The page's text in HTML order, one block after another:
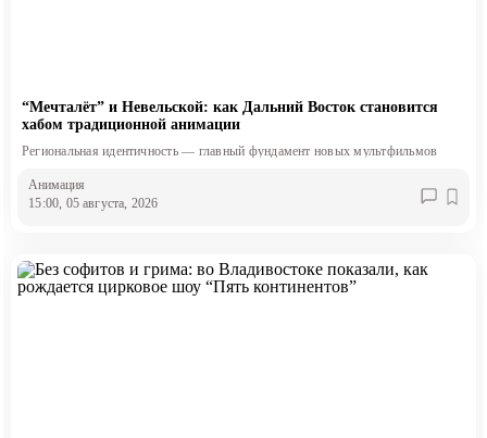
“Мечталёт” и Невельской: как Дальний Восток становится
хабом традиционной анимации
Региональная идентичность — главный фундамент новых мультфильмов
Анимация
15:00, 05 августа, 2026